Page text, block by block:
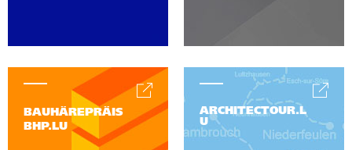
BAUHÄREPRÄIS
BHP.LU
ARCHITECTOUR.L
U